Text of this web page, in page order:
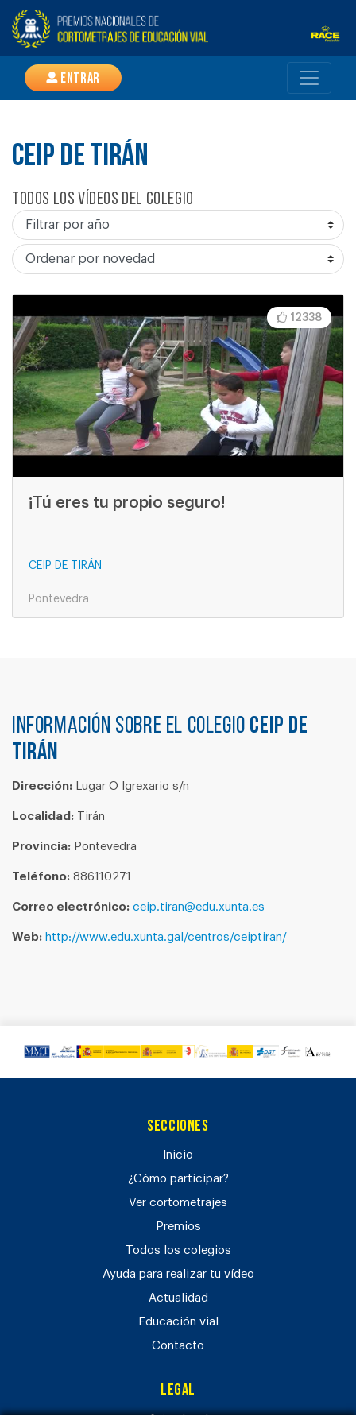
Entrar
CEIP DE TIRÁN
Todos los vídeos del colegio
12338
¡Tú eres tu propio seguro!
CEIP DE TIRÁN
Pontevedra
Información sobre el colegio CEIP DE
TIRÁN
Dirección: Lugar O Igrexario s/n
Localidad: Tirán
Provincia: Pontevedra
Teléfono: 886110271
Correo electrónico: ceip.tiran@edu.xunta.es
Web: http://www.edu.xunta.gal/centros/ceiptiran/
Secciones
Inicio
¿Cómo participar?
Ver cortometrajes
Premios
Todos los colegios
Ayuda para realizar tu vídeo
Actualidad
Educación vial
Contacto
Legal
Aviso legal